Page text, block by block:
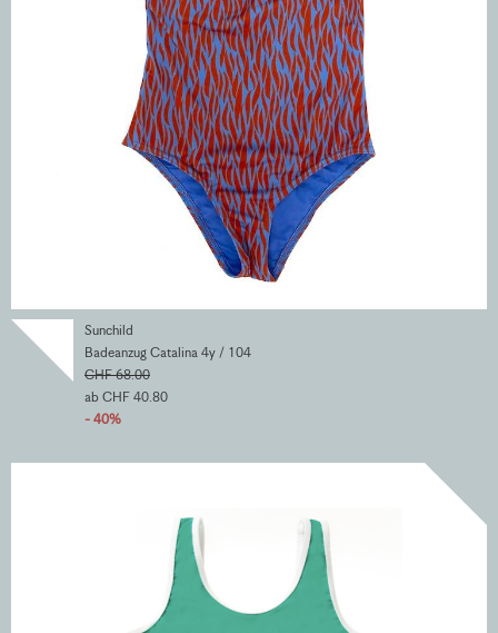
Sunchild
Badeanzug Catalina 4y / 104
CHF 68.00
ab CHF 40.80
- 40%